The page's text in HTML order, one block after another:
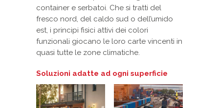
container e serbatoi. Che si tratti del
fresco nord, del caldo sud o dell’umido
est, i principi fisici attivi dei colori
funzionali giocano le loro carte vincenti in
quasi tutte le zone climatiche.
Soluzioni adatte ad ogni superficie